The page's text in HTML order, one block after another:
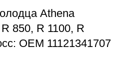
Athena
850, R 1100, R
OEM 11121341707